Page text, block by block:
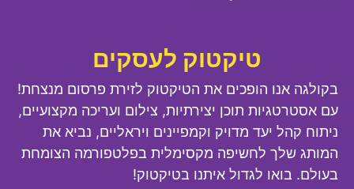
טיקטוק לעסקים
בקולגה אנו הופכים את הטיקטוק לזירת פרסום מנצחת!
עם אסטרטגיות תוכן יצירתיות, צילום ועריכה מקצועיים,
ניתוח קהל יעד מדויק וקמפיינים ויראליים, נביא את
המותג שלך לחשיפה מקסימלית בפלטפורמה הצומחת
בעולם. בואו לגדול איתנו בטיקטוק!